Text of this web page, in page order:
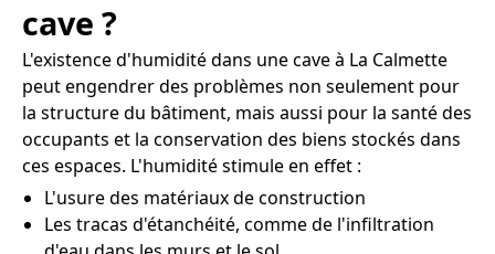
cave ?
L'existence d'humidité dans une cave à La Calmette
peut engendrer des problèmes non seulement pour
la structure du bâtiment, mais aussi pour la santé des
occupants et la conservation des biens stockés dans
ces espaces. L'humidité stimule en effet :
L'usure des matériaux de construction
Les tracas d'étanchéité, comme de l'infiltration